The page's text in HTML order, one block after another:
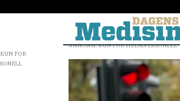
ANNONSE KUN FOR HELSEPERSONELL
FOR